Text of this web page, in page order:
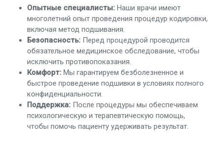
Опытные специалисты: Наши врачи имеют
многолетний опыт проведения процедур кодировки,
включая метод подшивания.
Безопасность: Перед процедурой проводится
обязательное медицинское обследование, чтобы
исключить противопоказания.
Комфорт: Мы гарантируем безболезненное и
быстрое проведение подшивки в условиях полного
конфиденциальности.
Поддержка: После процедуры мы обеспечиваем
психологическую и терапевтическую помощь,
чтобы помочь пациенту удерживать результат.